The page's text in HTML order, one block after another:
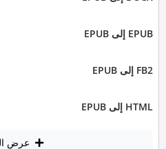
EPUB إلى EPUB
FB2 إلى EPUB
HTML إلى EPUB
عرض